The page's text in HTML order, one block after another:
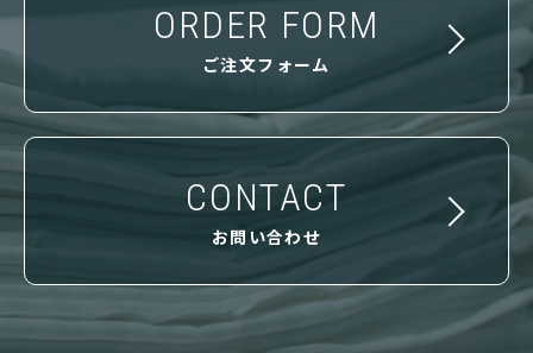
ORDER FORM
ご注文フォーム
CONTACT
お問い合わせ